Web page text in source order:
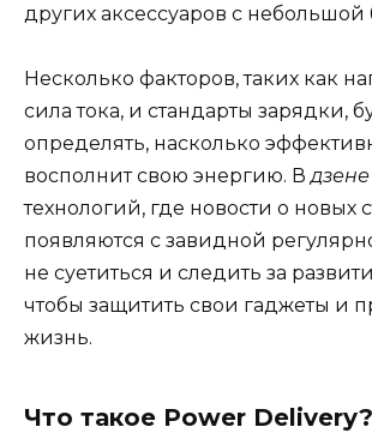
других аксессуаров с небольшой
Несколько факторов, таких как
сила тока, и стандарты зарядки,
определять, насколько
восполнит свою энергию. Вдзене
технологий, где новости о новых
появляются с завидной
не суетиться и следить за
чтобы защитить свои гаджеты и
жизнь.
Что такое Power Delivery?